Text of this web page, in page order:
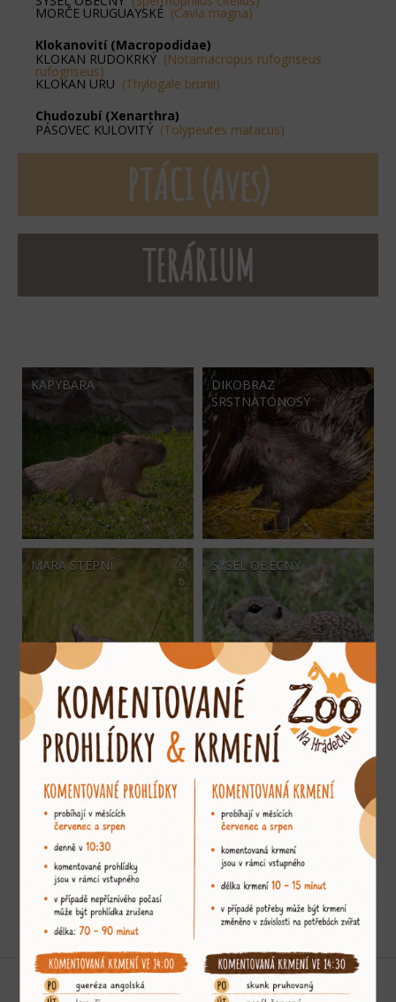
MORČE URUGUAYSKÉ (Cavia magna)
Klokanovití (Macropodidae)
KLOKAN RUDOKRKÝ (Notamacropus rufogriseus
rufogriseus)
KLOKAN URU (Thylogale brunii)
Chudozubí (Xenarthra)
PÁSOVEC KULOVITÝ (Tolypeutes matacus)
PTÁCI (Aves)
TERÁRIUM
KAPYBARA
DIKOBRAZ
SRSTNATONOSÝ
MARA STEPNÍ SYSEL OBECNÝ
MORČE URUGUAYSKÉ